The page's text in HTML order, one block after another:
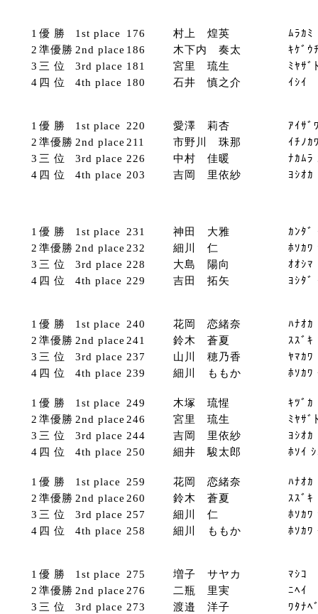
1 優 勝 1st place 176 村上 煌英
ﾑﾗｶ
2 準優勝 2nd place 186 木下内 奏太
ｷｹﾞ
3 三 位 3rd place 181 宮里 琉生
ﾐﾔｻ
4 四 位 4th place 180 石井 慎之介 ｲｼｲ
1 優 勝 1st place 220 愛澤 莉杏
ｱｲｻ
2 準優勝 2nd place 211 市野川 珠那
ｲﾁﾉｶ
3 三 位 3rd place 226 中村 佳暖
ﾅｶﾑﾗ
4 四 位 4th place 203 吉岡 里依紗 ﾖｼｵｶ
1 優 勝 1st place 231 神田 大雅
ｶﾝﾀﾞ
2 準優勝 2nd place 232 細川 仁
ﾎｿｶﾜ
3 三 位 3rd place 228 大島 陽向
ｵｵｼﾏ
4 四 位 4th place 229 吉田 拓矢 ﾖｼﾀﾞ
1 優 勝 1st place 240 花岡 恋緒奈
ﾊﾅｵｶ
2 準優勝 2nd place 241 鈴木 蒼夏
ｽｽﾞｷ
3 三 位 3rd place 237 山川 穂乃香
ﾔﾏｶ
4 四 位 4th place 239 細川 ももか ﾎｿｶﾜ
1 優 勝 1st place 249 木塚 琉惺
ｷﾂﾞｶ
2 準優勝 2nd place 246 宮里 琉生
ﾐﾔｻ
3 三 位 3rd place 244 吉岡 里依紗
ﾖｼｵｶ
4 四 位 4th place 250 細井 駿太郎 ﾎｿｲ
1 優 勝 1st place 259 花岡 恋緒奈
ﾊﾅｵｶ
2 準優勝 2nd place 260 鈴木 蒼夏
ｽｽﾞｷ
3 三 位 3rd place 257 細川 仁
ﾎｿｶﾜ
4 四 位 4th place 258 細川 ももか ﾎｿｶﾜ
1 優 勝 1st place 275 増子 サヤカ
ﾏｼｺ
2 準優勝 2nd place 276 二瓶 里実
ﾆﾍｲ
3 三 位 3rd place 273 渡邉 洋子
ﾜﾀﾅ